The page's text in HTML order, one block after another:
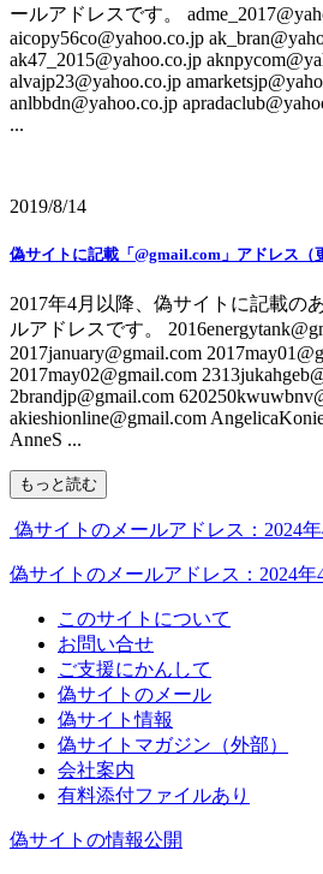
ールアドレスです。
aicopy56co@yahoo.co.jp
ak47_2015@yahoo.co.jp
alvajp23@yahoo.co.jp
anlbbdn@yahoo.co.jp
...
2019/8/14
偽サイトに記載「@gmail.com」アドレス（
2017年4月以降、偽サイトに記載の
ルアドレスです。
2017january@gmail.com
2017may02@gmail.com
2brandjp@gmail.com
akieshionline@gmail.com
AnneS ...
もっと読む
偽サイトのメールアドレス：2024
偽サイトのメールアドレス：2024年
このサイトについて
お問い合せ
ご支援にかんして
偽サイトのメール
偽サイト情報
偽サイトマガジン（外部）
会社案内
有料添付ファイルあり
偽サイトの情報公開